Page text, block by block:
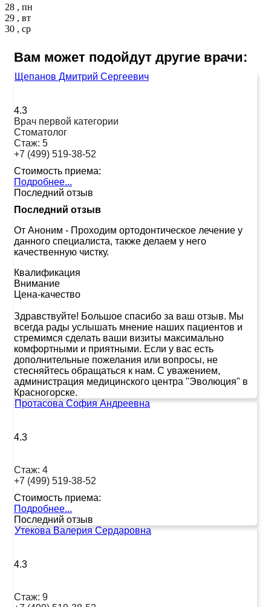
28 , пн
29 , вт
30 , ср
Вам может подойдут другие врачи:
Щепанов Дмитрий Сергеевич
4.3
Врач первой категории
Стоматолог
Стаж: 5
+7 (499) 519-38-52
Стоимость приема:
Подробнее...
Последний отзыв
Последний отзыв
От Аноним - Проходим ортодонтическое лечение у
данного специалиста, также делаем у него
качественную чистку.
Квалификация
Внимание
Цена-качество
Здравствуйте! Большое спасибо за ваш отзыв. Мы
всегда рады услышать мнение наших пациентов и
стремимся сделать ваши визиты максимально
комфортными и приятными. Если у вас есть
дополнительные пожелания или вопросы, не
стесняйтесь обращаться к нам. С уважением,
администрация медицинского центра "Эволюция" в
Красногорске.
Протасова София Андреевна
4.3
Стаж: 4
+7 (499) 519-38-52
Стоимость приема:
Подробнее...
Последний отзыв
Утекова Валерия Сердаровна
4.3
Стаж: 9